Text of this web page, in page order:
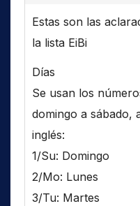
Estas son las
la lista EiBi
Días
Se usan los
domingo a sábado,
inglés:
1/Su: Domingo
2/Mo: Lunes
3/Tu: Martes